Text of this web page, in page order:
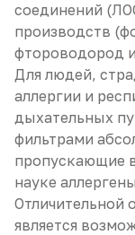
соединений
производств
фтороводород
Для людей,
аллергии и
дыхательных
фильтрами
пропускающие
науке
Отличительной
является